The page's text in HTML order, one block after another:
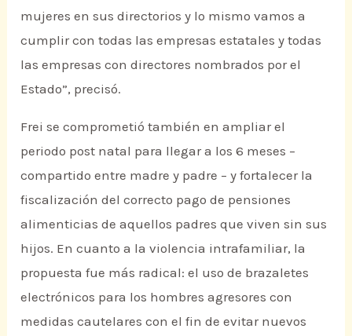
mujeres en sus directorios y lo mismo vamos a
cumplir con todas las empresas estatales y todas
las empresas con directores nombrados por el
Estado”, precisó.
Frei se comprometió también en ampliar el
periodo post natal para llegar a los 6 meses –
compartido entre madre y padre – y fortalecer la
fiscalización del correcto pago de pensiones
alimenticias de aquellos padres que viven sin sus
hijos. En cuanto a la violencia intrafamiliar, la
propuesta fue más radical: el uso de brazaletes
electrónicos para los hombres agresores con
medidas cautelares con el fin de evitar nuevos